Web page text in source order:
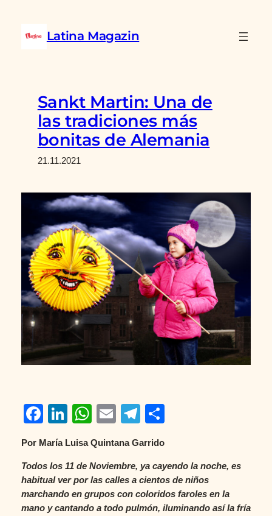
contenido Latina Magazin
Sankt Martin: Una de
las tradiciones más
bonitas de Alemania
21.11.2021
Facebook
LinkedIn
WhatsApp
EmailTelegram
Por María Luisa Quintana Garrido
Todos los 11 de Noviembre, ya cayendo la noche, es
habitual ver por las calles a cientos de niños
marchando en grupos con coloridos faroles en la
mano y cantando a todo pulmón, iluminando así la fría